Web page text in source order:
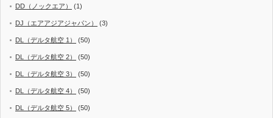
DD（ノックエア） (1)
DJ（エアアジアジャパン） (3)
DL（デルタ航空 1） (50)
DL（デルタ航空 2） (50)
DL（デルタ航空 3） (50)
DL（デルタ航空 4） (50)
DL（デルタ航空 5） (50)